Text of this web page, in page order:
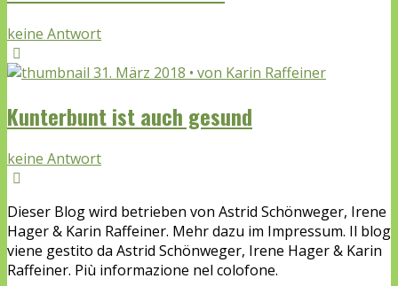
keine Antwort
31. März 2018 • von Karin Raffeiner
Kunterbunt ist auch gesund
keine Antwort
Dieser Blog wird betrieben von Astrid Schönweger, Irene
Hager & Karin Raffeiner. Mehr dazu im Impressum. Il blog
viene gestito da Astrid Schönweger, Irene Hager & Karin
Raffeiner. Più informazione nel colofone.